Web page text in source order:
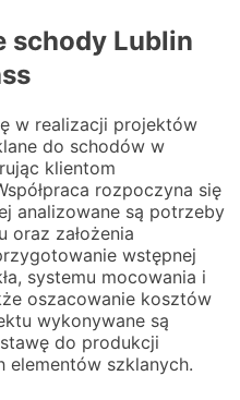
schody Lublin
w realizacji projektów
do schodów w
klientom
rozpoczyna się
analizowane są potrzeby
oraz założenia
wstępnej
systemu mocowania i
oszacowanie kosztów
wykonywane są
do produkcji
elementów szklanych.